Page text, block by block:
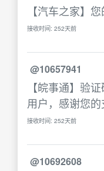
【汽车之家】
接收时间: 252天前
@10657941
【皖事通】验
用户，感谢您的
接收时间: 252天前
@10692608